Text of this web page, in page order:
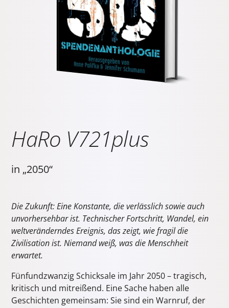
HaRo V721plus
in „2050“
Die Zukunft: Eine Konstante, die verlässlich sowie auch
unvorhersehbar ist. Technischer Fortschritt, Wandel, ein
weltveränderndes Ereignis, das zeigt, wie fragil die
Zivilisation ist. Niemand weiß, was die Menschheit
erwartet.
Fünfundzwanzig Schicksale im Jahr 2050 – tragisch,
kritisch und mitreißend. Eine Sache haben alle
Geschichten gemeinsam: Sie sind ein Warnruf, der